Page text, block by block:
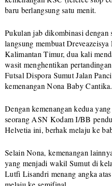
baru berlangsung satu menit.
Pukulan jab dikombinasi dengan
langsung membuat
Kalimantan Timur, dua kali
wasit menghentikan
Futsal Dispora Sumut Jalan
kemenangan Nona Baby Cantika.
Dengan kemenangan kedua
seorang ASN Kodam I/BB
Helvetia ini, berhak melaju ke
Selain Nona, kemenangan
yang menjadi wakil Sumut di
Lutfi Lisandri menang angka